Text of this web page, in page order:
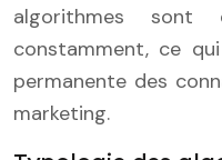
algorithmes sont
constamment, ce
permanente des
marketing.